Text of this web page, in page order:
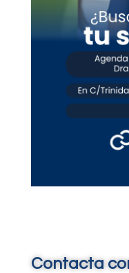
Contacta